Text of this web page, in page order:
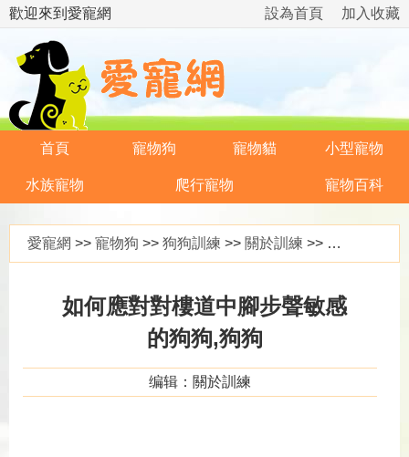
歡迎來到愛寵網 加入收藏
設為首頁
首頁 寵物狗 寵物貓 小型寵物
水族寵物 爬行寵物 寵物百科
愛寵網 >> 寵物狗 >> 狗狗訓練 >> 關於訓練 >> 如何應對對樓道中腳步聲敏感的狗狗,狗狗
如何應對對樓道中腳步聲敏感
的狗狗,狗狗
编辑：關於訓練